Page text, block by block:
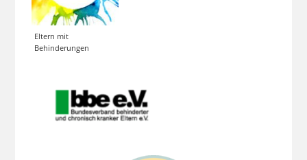
Eltern mit
Behinderungen